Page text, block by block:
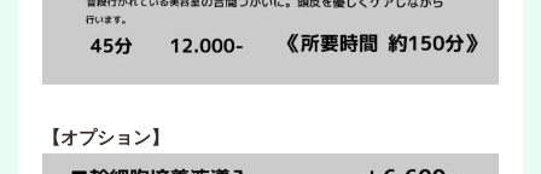
【オプション】